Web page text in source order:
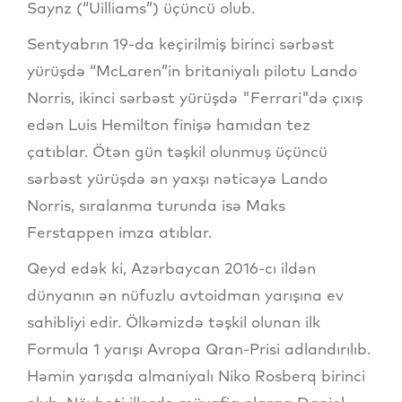
Saynz (“Uilliams”) üçüncü olub.
Sentyabrın 19-da keçirilmiş birinci sərbəst
yürüşdə “McLaren”in britaniyalı pilotu Lando
Norris, ikinci sərbəst yürüşdə "Ferrari"də çıxış
edən Luis Hemilton finişə hamıdan tez
çatıblar. Ötən gün təşkil olunmuş üçüncü
sərbəst yürüşdə ən yaxşı nəticəyə Lando
Norris, sıralanma turunda isə Maks
Ferstappen imza atıblar.
Qeyd edək ki, Azərbaycan 2016-cı ildən
dünyanın ən nüfuzlu avtoidman yarışına ev
sahibliyi edir. Ölkəmizdə təşkil olunan ilk
Formula 1 yarışı Avropa Qran-Prisi adlandırılıb.
Həmin yarışda almaniyalı Niko Rosberq birinci